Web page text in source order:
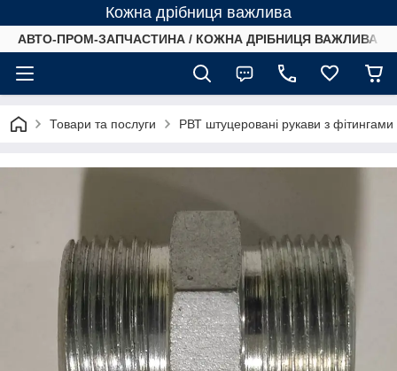
Кожна дрібниця важлива
АВТО-ПРОМ-ЗАПЧАСТИНА / КОЖНА ДРІБНИЦЯ ВАЖЛИВА /
Товари та послуги РВТ штуцеровані рукави з фітингами